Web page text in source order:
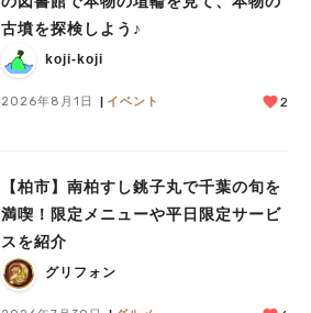
古墳を探検しよう♪
koji-koji
2026年8月1日 イベント 2
【柏市】南柏すし銚子丸で千葉の旬を
満喫！限定メニューや平日限定サービ
スを紹介
グリフォン